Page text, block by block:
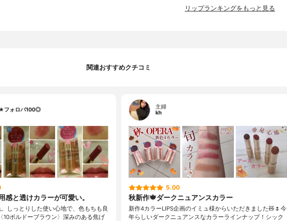
リップランキングをもっと見る
関連おすすめクチコミ
フォロバ100◎
感と透けカラーが可愛い。
しっとりした使い心地で、色もちも良
10ボルドーブラウン〉深みのある焦げ
主婦
kh
5.00
秋新作🍁ダークニュアンスカラー
新作4カラーLIPS企画のイミュ様からいただきました🧸🌷今
年らしいダークニュアンスなカラーラインナップ！シック